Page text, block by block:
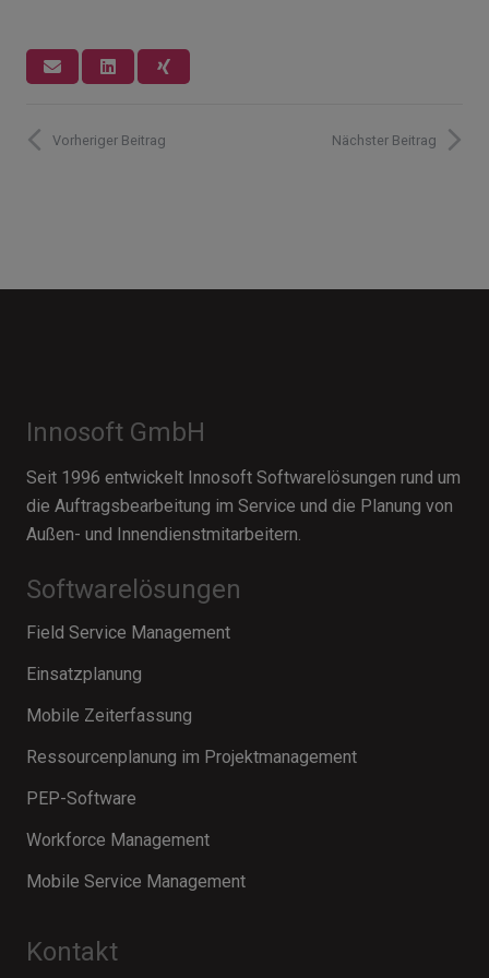
Vorheriger Beitrag Nächster Beitrag
Innosoft GmbH
Seit 1996 entwickelt Innosoft Softwarelösungen rund um
die Auftragsbearbeitung im Service und die Planung von
Außen- und Innendienstmitarbeitern.
Softwarelösungen
Field Service Management
Einsatzplanung
Mobile Zeiterfassung
Ressourcenplanung im Projektmanagement
PEP-Software
Workforce Management
Mobile Service Management
Kontakt